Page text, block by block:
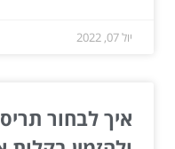
יול 07, 2022
איך לבחור